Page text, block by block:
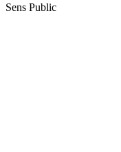
Sens Public